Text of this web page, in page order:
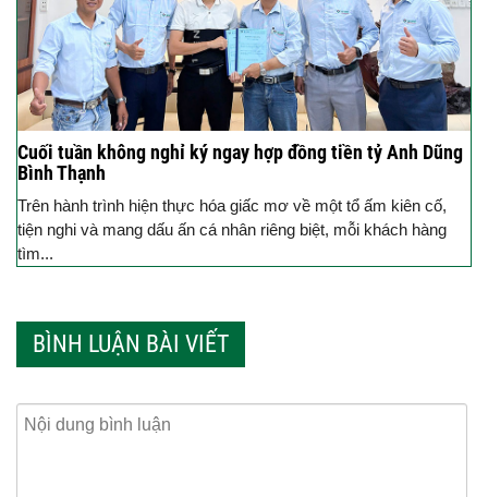
Cuối tuần không nghỉ ký ngay hợp đồng tiền tỷ Anh Dũng
Bình Thạnh
Trên hành trình hiện thực hóa giấc mơ về một tổ ấm kiên cố,
tiện nghi và mang dấu ấn cá nhân riêng biệt, mỗi khách hàng
tìm...
BÌNH LUẬN BÀI VIẾT